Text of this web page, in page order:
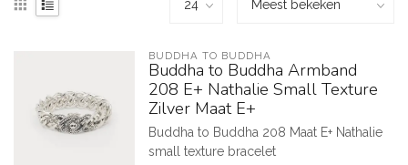
BUDDHA TO BUDDHA
Buddha to Buddha Armband
208 E+ Nathalie Small Texture
Zilver Maat E+
Buddha to Buddha 208 Maat E+ Nathalie
small texture bracelet